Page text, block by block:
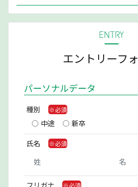
ENTRY
エントリーフ
パーソナルデータ
種別
中途
新卒
氏名